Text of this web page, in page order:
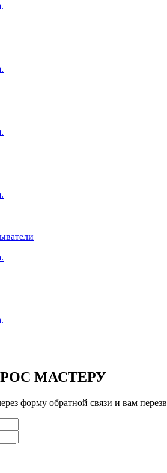
МАСТЕРУ
форму обратной связи и вам